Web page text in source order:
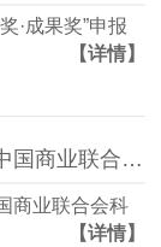
·成果奖”申报
【详情】
干货！2025年度中国商业联合会科技奖申报填写注意事项
商业联合会科
【详情】